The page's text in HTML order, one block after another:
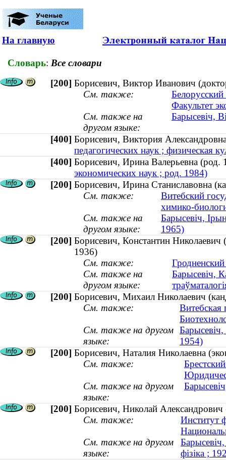
На главную
Словарь: Все словари
[200] Борисевич, Виктор Иванович
См. также:
Факультет
См. также на
другом языке:
Барысевіч,
[400] Борисевич, Виктория
педагогических наук ; физическая
[400] Борисевич, Ирина Валерьевна
экономических наук ; род. 1984)
[200] Борисевич, Ирина Станиславовна
См. также:
Витебский
химико-
См. также на
другом языке:
Барысевіч,
1965)
[200] Борисевич, Константин Николаевич
1936)
См. также:
См. также на
другом языке:
Барысевіч,
[200] Борисевич, Михаил Николаевич
См. также:
Витебская
См. также на другом
языке:
1954)
[200] Борисевич, Наталия Николаевна
См. также:
См. также на другом
языке:
[200] Борисевич, Николай
См. также:
Институт
См. также на другом
языке:
фізіка ;